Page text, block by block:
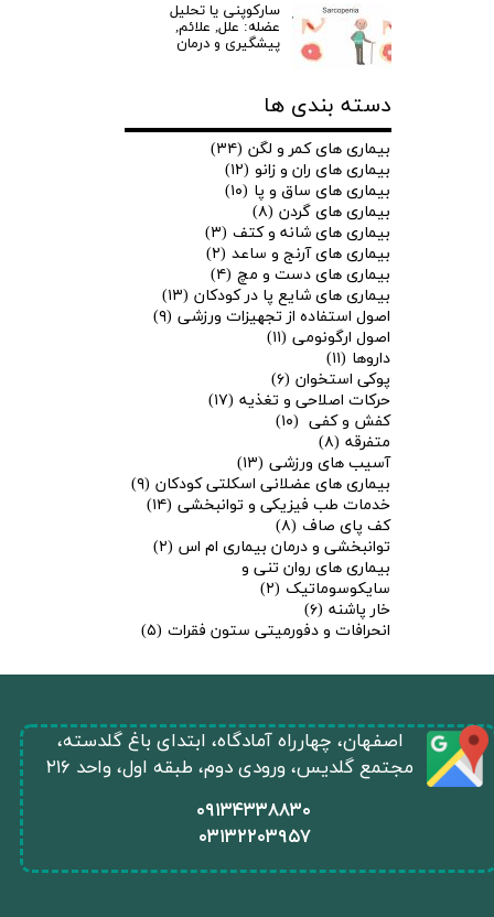
سارکوپنی یا تحلیل
عضله: علل, علائم,
پیشگیری و درمان
دسته بندی ها
بیماری های کمر و لگن (۳۴)
بیماری های ران و زانو (۱۲)
بیماری های ساق و پا (۱۰)
بیماری های گردن (۸)
بیماری های شانه و کتف (۳)
بیماری های آرنج و ساعد (۲)
بیماری های دست و مچ (۴)
بیماری های شایع پا در کودکان (۱۳)
اصول استفاده از تجهیزات ورزشی (۹)
اصول ارگونومی (۱۱)
داروها (۱۱)
پوکی استخوان (۶)
حرکات اصلاحی و تغذیه (۱۷)
کفش و کفی (۱۰)
متفرقه (۸)
آسیب های ورزشی (۱۳)
بیماری های عضلانی اسکلتی کودکان (۹)
خدمات طب فیزیکی و توانبخشی (۱۴)
کف پای صاف (۸)
توانبخشی و درمان بیماری ام اس (۲)
بیماری های روان تنی و
سایکوسوماتیک (۲)
خار پاشنه (۶)
انحرافات و دفورمیتی ستون فقرات (۵)
​۰۹۱۳۴۳۳۸۸۳۰
۰۳۱۳۲۲۰۳۹۵۷
​اصفهان، چهارراه آمادگاه، ابتدای باغ گلدسته،
مجتمع گلدیس، ورودی دوم، طبقه اول، واحد ۲۱۶